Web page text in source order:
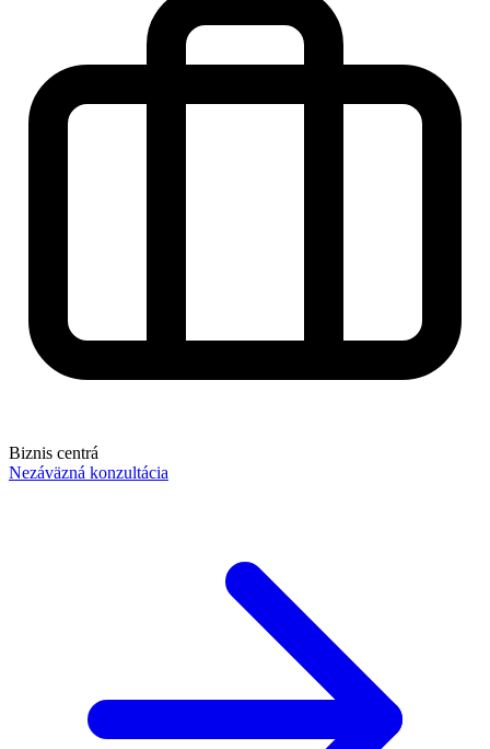
Biznis centrá
Nezáväzná konzultácia